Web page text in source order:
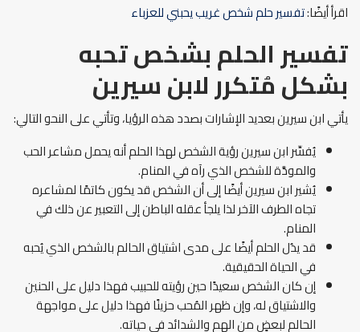
اقرأ أيضًا:تفسير حلم شخص غريب يحبني للعزباء
تفسير الحلم بشخص تحبه
بشكل مُتكرر لابن سيرين
يأتي ابن سيرين بعديد الإشارات بصدد هذه الرؤيا، وتأتي على النحو التالي:
يُفسِّر ابن سيرين رؤية الشخص لهذا الحلم أنه يحمل مشاعر الحب
والمودَّة للشخص الذي رآه في المنام.
يُشير ابن سيرين أيضًا إلى أن الشخص قد يكون كاتمًا لمشاعره
تجاه الطرف الآخر لذا يلجأ عقله الباطن إلى التعبير عن ذلك في
المنام.
قد يدُل الحلم أيضًا على مدى اشتياق الحالم بالشخص الذي يُحبه
في الحياة الحقيقية.
إن كان الشخص سعيدًا حين رؤيته للحبيب فهذا دليل على الحنين
والاشتياق له، وإن ظهر المُحب حزينًا فهذا دليل على مواجهة
الحالم لبعضٍ من الهم والشدائد في حياته.